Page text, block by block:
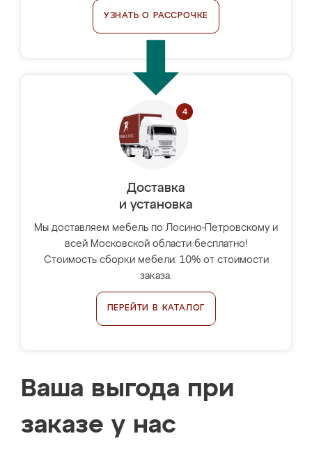
УЗНАТЬ О РАССРОЧКЕ
Доставка
и установка
Мы доставляем мебель по Лосино-Петровскому и
всей Московской области бесплатно!
Стоимость сборки мебели: 10% от стоимости
заказа.
ПЕРЕЙТИ В КАТАЛОГ
Ваша выгода при
заказе у нас